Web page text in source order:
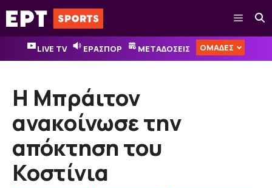
Μετάβαση
σε
περιεχόμενο
Μενού
LIVE TV ΕΡΑΣΠΟΡ ΜΕΤΑΔΟΣΕΙΣ ΟΜΑΔΕΣ
Η Μπράιτον
ανακοίνωσε την
απόκτηση του
Κοστίνια